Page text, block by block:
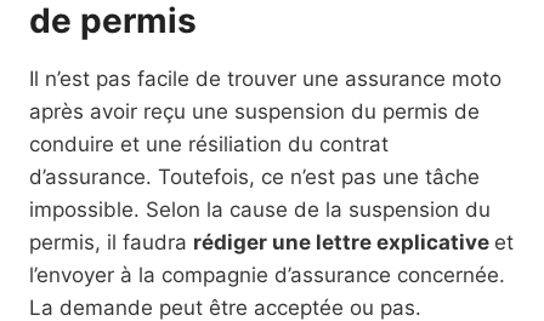
de permis
Il n’est pas facile de trouver une assurance moto
après avoir reçu une suspension du permis de
conduire et une résiliation du contrat
d’assurance. Toutefois, ce n’est pas une tâche
impossible. Selon la cause de la suspension du
permis, il faudra rédiger une lettre explicative et
l’envoyer à la compagnie d’assurance concernée.
La demande peut être acceptée ou pas.